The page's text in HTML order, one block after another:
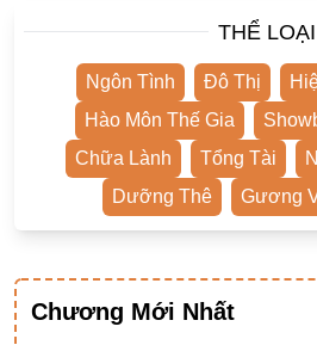
Ngược Nữ
Ngược Nam
Tiên Hiệp
Cường Thủ Hào Đoạt
Trinh Thám
THỂ LOẠI
Ngôn Tình Đô Thị
Hào Môn Thế Gia
Chữa Lành
Tổng Tài
Dưỡng Thê
Gương
Chương Mới Nhất